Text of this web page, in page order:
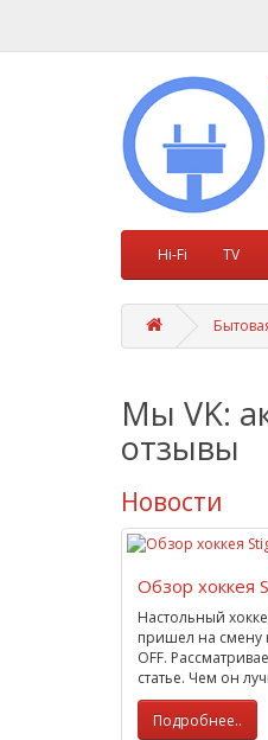
Hi-Fi TV
Мы VK:
отзывы
Новости
Обзор хоккея
Настольный
пришел на смену
OFF.
статье. Чем он
Подробнее..